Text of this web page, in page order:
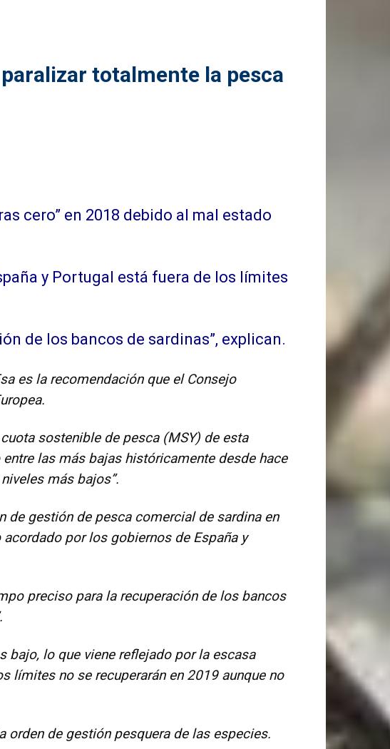
totalmente la pesca
cero” en 2018 debido al mal estado
y Portugal está fuera de los límites
de los bancos de sardinas”, explican.
es la recomendación que el Consejo
sostenible de pesca (MSY) de esta
las más bajas históricamente desde hace
más bajos”.
de gestión de pesca comercial de sardina en
por los gobiernos de España y
preciso para la recuperación de los bancos
bajo, lo que viene reflejado por la escasa
límites no se recuperarán en 2019 aunque no
orden de gestión pesquera de las especies.